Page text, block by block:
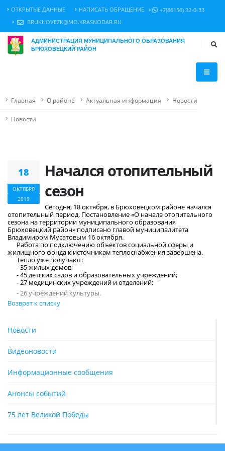
ОТКРЫТЫЕ ДАННЫЕ НАПИСАТЬ ОБРАЩЕНИЕ
+7(86156) 32-0-33
BRUKHOVEZK@MO.KRASNODAR.RU
АДМИНИСТРАЦИЯ МУНИЦИПАЛЬНОГО ОБРАЗОВАНИЯ
БРЮХОВЕЦКИЙ РАЙОН
Главная О районе Актуальная информация Новости
Новости
Новости
Видеоновости
Информационные сообщения
Анонсы событий
75 лет Великой Победы
18
ОКТЯБРЯ
2019
Начался отопительный
сезон
Сегодня, 18 октября, в Брюховецком районе начался
отопительный период. Постановление «О начале отопительного
сезона на территории муниципального образования
Брюховецкий район» подписано главой муниципалитета
Владимиром Мусатовым 16 октября.
Работа по подключению объектов социальной сферы и
жилищного фонда к источникам теплоснабжения завершена.
Тепло уже получают:
- 35 жилых домов;
- 45 детских садов и образовательных учреждений;
- 27 медицинских учреждений и отделений;
- 26 учреждений культуры.
Возврат к списку